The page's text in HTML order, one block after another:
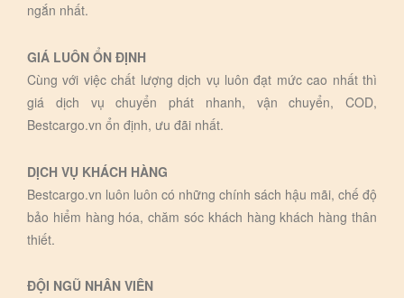
ngắn nhất.
GIÁ LUÔN ỔN ĐỊNH
Cùng với việc chất lượng dịch vụ luôn đạt mức cao nhất thì
giá dịch vụ chuyển phát nhanh, vận chuyển, COD,
Bestcargo.vn ổn định, ưu đãi nhất.
DỊCH VỤ KHÁCH HÀNG
Bestcargo.vn luôn luôn có những chính sách hậu mãi, chế độ
bảo hiểm hàng hóa, chăm sóc khách hàng khách hàng thân
thiết.
ĐỘI NGŨ NHÂN VIÊN